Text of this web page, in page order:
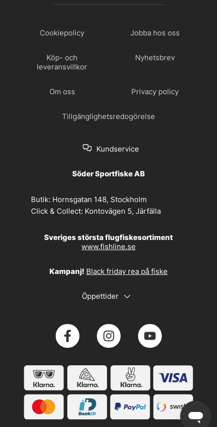
Cookiepolicy Jobba hos oss
Köp- och
leveransvillkor
Nyhetsbrev
Om oss Privacy policy
Tillgänglighetsredogörelse
Kundservice
Söder Sportfiske AB
Butik: Hornsgatan 148, Stockholm
Click & Collect: Kontovägen 5, Järfälla
Sveriges största flugfiskesortiment
www.fishline.se
Kampanj! Black friday rea på fiske
Öppettider